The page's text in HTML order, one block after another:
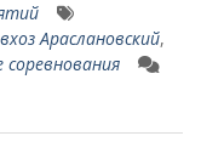
Араслановский,
соревнования